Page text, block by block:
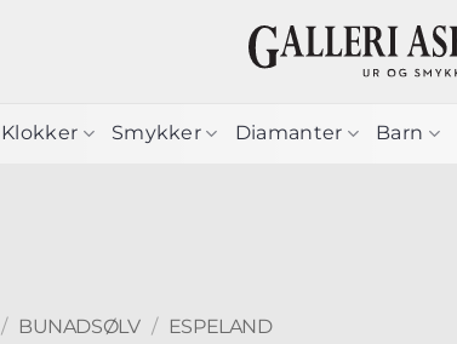
Klokker Smykker Diamanter Barn
/ BUNADSØLV / ESPELAND